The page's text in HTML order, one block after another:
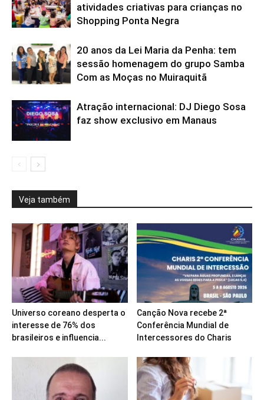
atividades criativas para crianças no
Shopping Ponta Negra
20 anos da Lei Maria da Penha: tem
sessão homenagem do grupo Samba
Com as Moças no Muiraquitã
Atração internacional: DJ Diego Sosa
faz show exclusivo em Manaus
Veja também
Universo coreano desperta o
interesse de 76% dos
brasileiros e influencia...
Canção Nova recebe 2ª
Conferência Mundial de
Intercessores do Charis